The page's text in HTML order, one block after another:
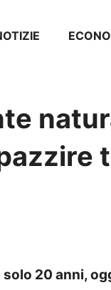
20 anni,